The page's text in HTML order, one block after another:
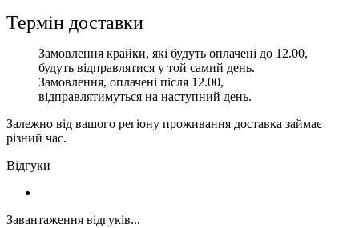
Термін доставки
Замовлення крайки, які будуть оплачені до 12.00,
будуть відправлятися у той самий день.
Замовлення, оплачені після 12.00,
відправлятимуться на наступний день.
Залежно від вашого регіону проживання доставка займає
різний час.
Відгуки
Завантаження відгуків...